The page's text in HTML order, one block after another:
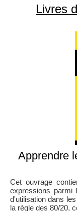
Livres
Apprendre
Cet ouvrage
expressions parmi
d'utilisation dans
la règle des 80/20,